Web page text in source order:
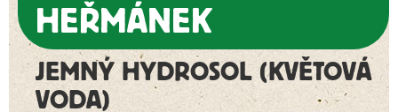
HEŘMÁNEK
JEMNÝ HYDROSOL (KVĚTOVÁ
VODA)